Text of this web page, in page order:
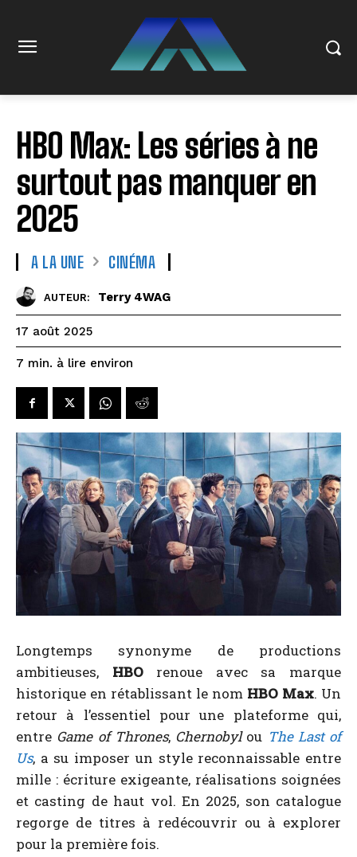
HBO Max: Les séries à ne
surtout pas manquer en
2025
A LA UNE CINÉMA
AUTEUR: Terry 4WAG
17 août 2025
7 min. à lire environ
Longtemps synonyme de productions
ambitieuses, HBOrenoue avec sa marque
historique en rétablissant le nom HBO Max. Un
retour à l’essentiel pour une plateforme qui,
entre Game of Thrones, Chernobylou The Last of
Us, a su imposer un style reconnaissable entre
mille : écriture exigeante, réalisations soignées
et casting de haut vol. En 2025, son catalogue
regorge de titres à redécouvrir ou à explorer
pour la première fois.